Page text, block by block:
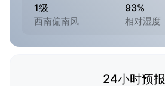
1级
西南偏南风
93%
相对湿度
24小时预报